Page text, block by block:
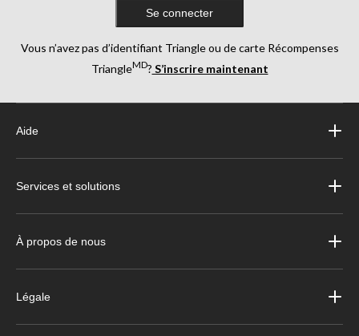
Se connecter
Vous n’avez pas d’identifiant Triangle ou de carte Récompenses
TriangleMD? S’inscrire maintenant
Aide
Services et solutions
À propos de nous
Légale